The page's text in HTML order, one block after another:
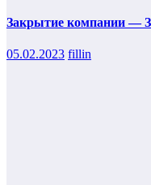
Закрытие компании —
05.02.2023 fillin